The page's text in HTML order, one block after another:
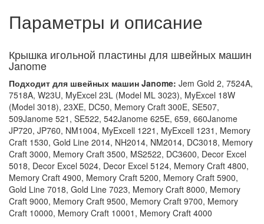
Параметры и описание
Крышка игольной пластины для швейных машин
Janome
Подходит для швейных машин Janome: Jem Gold 2, 7524A,
7518A, W23U, MyExcel 23L (Model ML 3023), MyExcel 18W
(Model 3018), 23XE, DC50, Memory Craft 300E, SE507,
509Janome 521, SE522, 542Janome 625E, 659, 660Janome
JP720, JP760, NM1004, MyExcell 1221, MyExcell 1231, Memory
Craft 1530, Gold Line 2014, NH2014, NM2014, DC3018, Memory
Craft 3000, Memory Craft 3500, MS2522, DC3600, Decor Excel
5018, Decor Excel 5024, Decor Excel 5124, Memory Craft 4800,
Memory Craft 4900, Memory Craft 5200, Memory Craft 5900,
Gold Line 7018, Gold Line 7023, Memory Craft 8000, Memory
Craft 9000, Memory Craft 9500, Memory Craft 9700, Memory
Craft 10000, Memory Craft 10001, Memory Craft 4000